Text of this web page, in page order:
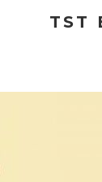
TST